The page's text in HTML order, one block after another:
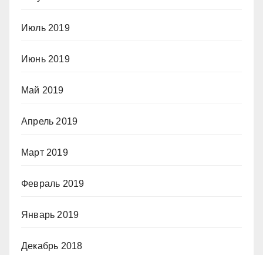
Июль 2019
Июнь 2019
Май 2019
Апрель 2019
Март 2019
Февраль 2019
Январь 2019
Декабрь 2018